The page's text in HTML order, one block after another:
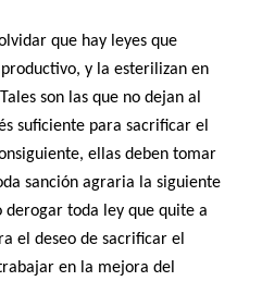
que hay leyes que
y la esterilizan en
son las que no dejan al
suficiente para sacrificar el
ellas deben tomar
sanción agraria la siguiente
toda ley que quite a
el deseo de sacrificar el
en la mejora del